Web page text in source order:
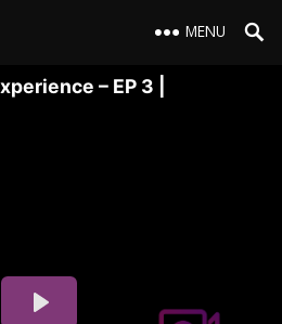
MENU
– EP 3 |